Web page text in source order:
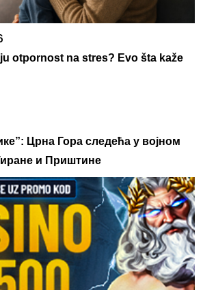
otpornost na stres? Evo šta kaže
Црна Гора следећа у војном
и Приштине